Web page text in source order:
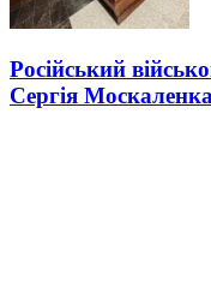
Російський
Сергія